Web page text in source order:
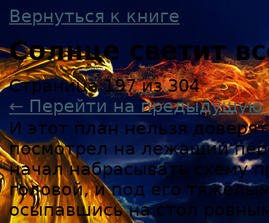
Вернуться к книге
Солнце светит
Страница 197 из 304
← Перейти на предыдущую
И этот план нельзя
посмотрел на лежащий
начал набрасывать схему
головой, и под его
осыпавшись на стол